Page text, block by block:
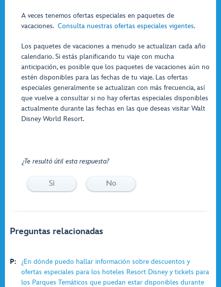
A veces tenemos ofertas especiales en paquetes de
vacaciones. Consulta nuestras ofertas especiales vigentes.
Los paquetes de vacaciones a menudo se actualizan cada año
calendario. Si estás planificando tu viaje con mucha
anticipación, es posible que los paquetes de vacaciones aún no
estén disponibles para las fechas de tu viaje. Las ofertas
especiales generalmente se actualizan con más frecuencia, así
que vuelve a consultar si no hay ofertas especiales disponibles
actualmente durante las fechas en las que deseas visitar Walt
Disney World Resort.
¿Te resultó útil esta respuesta?
Si No
Preguntas relacionadas
P:
¿En dónde puedo hallar información sobre descuentos y
ofertas especiales para los hoteles Resort Disney y tickets para
los Parques Temáticos que puedan estar disponibles durante